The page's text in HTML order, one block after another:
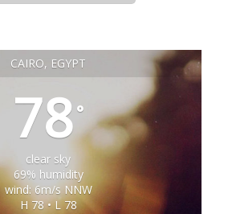
CAIRO, EGYPT
78°
clear sky
69% humidity
wind: 6m/s NNW
H 78 • L 78